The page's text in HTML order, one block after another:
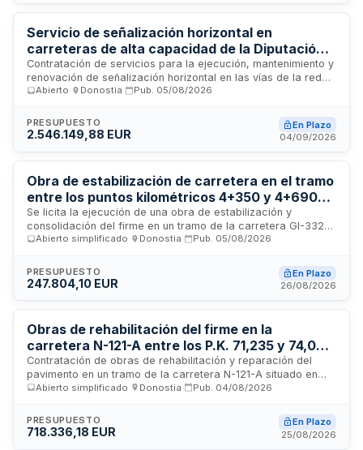
proporcionará espacios diferenciados en sus dependencias
para la prestación del servicio, siendo obligación de la
empresa contratista coordinar adecuadamente con la
entidad para mantener el buen funcionamiento del mismo.
Servicio de señalización horizontal en
carreteras de alta capacidad de la Diputación
Foral de Gipuzkoa
Contratación de servicios para la ejecución, mantenimiento y
renovación de señalización horizontal en las vías de la red
de alta capacidad gestionadas por la Diputación Foral de
viales, pinturas y elementos reflectantes en carreteras
forales. El servicio abarca el territorio de Gipuzkoa, con
busca garantizar la seguridad vial y la visibilidad adecuada
de la señalización en las infraestructuras viarias principales.
Abierto Donostia Pub. 05/08/2026
PRESUPUESTO
2.546.149,88 EUR
En Plazo
04/09/2026
Obra de estabilización de carretera en el tramo
entre los puntos kilométricos 4+350 y 4+690
de la GI-3321 en Elgoibar
Se licita la ejecución de una obra de estabilización y
consolidación del firme en un tramo de la carretera GI-3321
ubicado en el municipio de Elgoibar, provincia de Guipúzcoa.
del pavimento y estabilización del terreno en el segmento
especificado entre los puntos kilométricos 4+350 y 4+690.
competente para garantizar la seguridad vial y la durabilidad
de la infraestructura viaria.
Abierto simplificado Donostia Pub. 05/08/2026
PRESUPUESTO
247.804,10 EUR
En Plazo
26/08/2026
Obras de rehabilitación del firme en la
carretera N-121-A entre los P.K. 71,235 y 74,030
en Irun - Diputación Foral de Gipuzkoa
Contratación de obras de rehabilitación y reparación del
pavimento en un tramo de la carretera N-121-A situado en
Irun, Gipuzkoa. La Diputación Foral de Gipuzkoa licita la
entre los puntos kilométricos 71,235 y 74,030. El proyecto
abarca la restauración de la superficie de rodadura
Abierto simplificado Donostia Pub. 04/08/2026
PRESUPUESTO
718.336,18 EUR
En Plazo
25/08/2026